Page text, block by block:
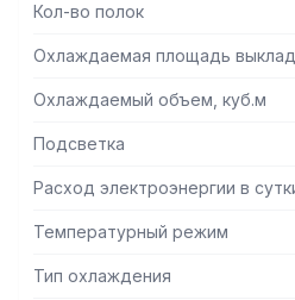
Кол-во полок
Охлаждаемая площадь
Охлаждаемый объем, куб.м
Подсветка
Расход электроэнергии в
Температурный режим
Тип охлаждения